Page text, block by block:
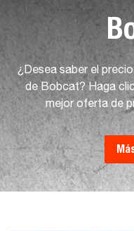
¿Desea saber el
de Bobcat? Haga
mejor oferta de